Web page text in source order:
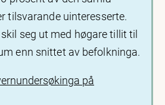
tilsvarande uinteresserte.
seg ut med høgare tillit til
enn snittet av befolkninga.
på